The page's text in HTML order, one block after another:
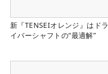
新『TENSEIオレンジ』はドラ
イバーシャフトの“最適解”